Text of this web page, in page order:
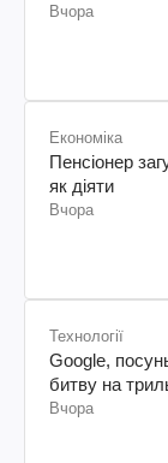
Вчора
Економіка
Пенсіонер
як діяти
Вчора
Технології
Google,
битву на
Вчора